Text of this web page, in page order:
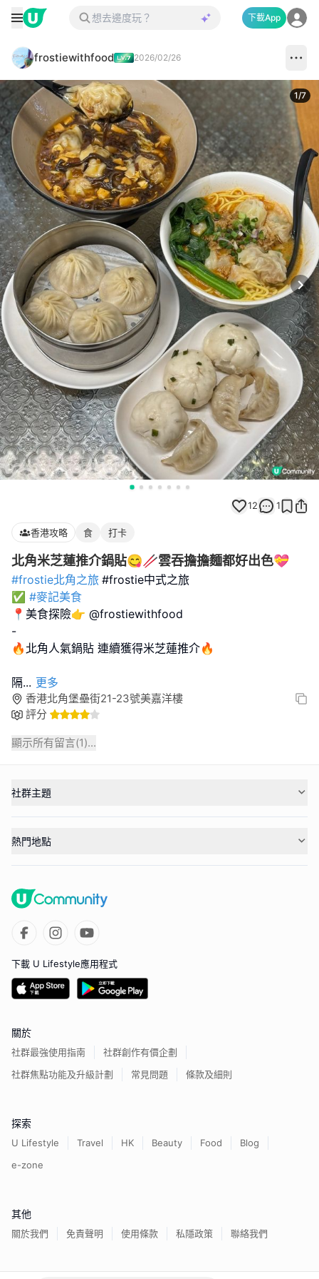
下載App
frostiewithfood 2026/02/26
1/7
12 1
香港攻略 食 打卡
北角米芝蓮推介鍋貼😋🥢雲吞擔擔麵都好出色💝
#frostie北角之旅 #frostie中式之旅
✅ #麥記美食
📍美食探險👉 @frostiewithfood
-
🔥北角人氣鍋貼 連續獲得米芝蓮推介🔥
隔... 更多
香港北角堡壘街21-23號美嘉洋樓
評分
顯示所有留言(1)...
社群主題
熱門地點
下載 U Lifestyle應用程式
關於
社群最強使用指南
社群創作有價企劃
社群焦點功能及升級計劃
常見問題 條款及細則
探索
U Lifestyle Travel HK Beauty Food
Blog
e-zone
其他
關於我們 免責聲明 使用條款 私隱政策 聯絡我們